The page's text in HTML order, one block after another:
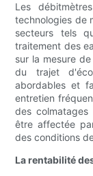
Les
technologies de
secteurs tels
traitement des
sur la mesure
du trajet
abordables et
entretien
des
être affectée
des conditions
La rentabilité